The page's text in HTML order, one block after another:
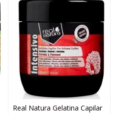
Real Natura Gelatina Capilar